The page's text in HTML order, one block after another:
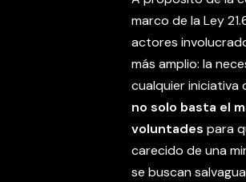
marco de la Ley
actores
más amplio: la
cualquier iniciativa
no solo basta el
voluntades para
carecido de una
se buscan